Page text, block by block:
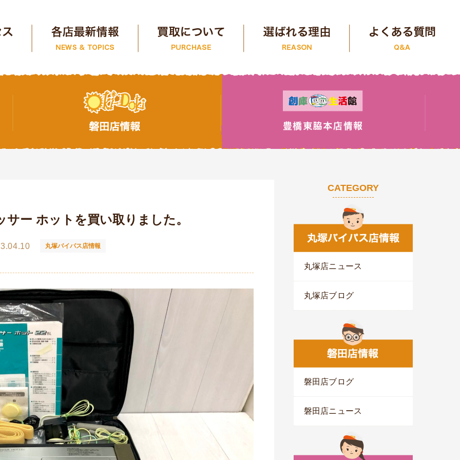
サー ホットを買い取りました。
丸塚バイパス店情報
CATEGORY
丸塚店ニュース
丸塚店ブログ
磐田店ブログ
磐田店ニュース